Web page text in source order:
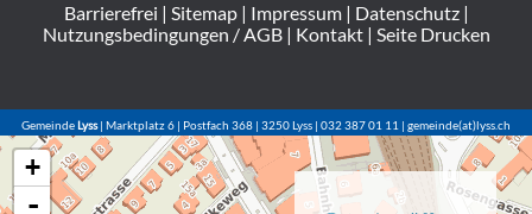
Barrierefrei | Sitemap| Impressum| Datenschutz|
Nutzungsbedingungen / AGB| Kontakt| Seite Drucken
GemeindeLyss| Marktplatz 6 | Postfach 368 | 3250 Lyss | 032 387 01 11 | gemeinde(at)lyss.ch